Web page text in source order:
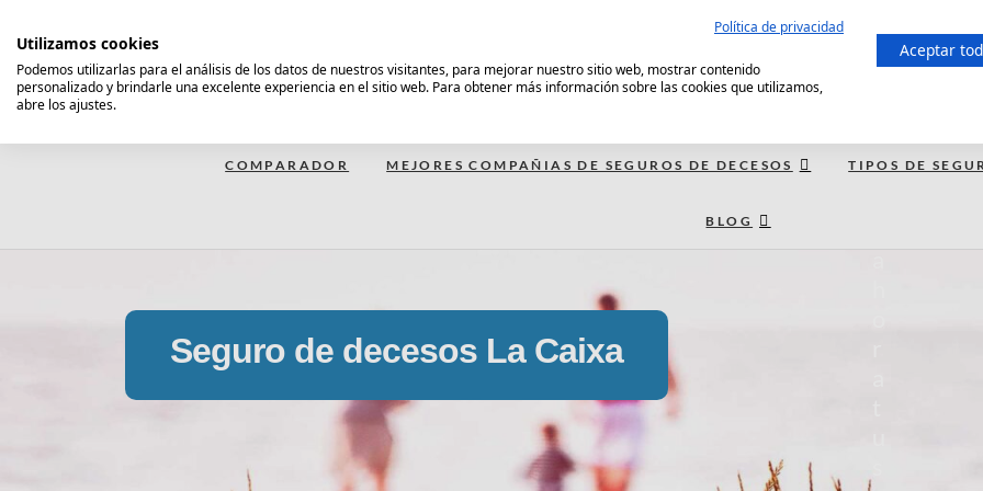
contenido
Comparador Seguro Decesos
COMPARADOR MEJORES COMPAÑIAS DE SEGUROS DE DECESOS TIPOS DE
BLOG
p
a
Seguro de decesos La Caixa
Política de privacidad
Utilizamos cookies
Podemos utilizarlas para el análisis de los datos de nuestros visitantes, para mejorar nuestro sitio web, mostrar contenido
personalizado y brindarle una excelente experiencia en el sitio web. Para obtener más información sobre las cookies que utilizamos,
abre los ajustes.
Aceptar